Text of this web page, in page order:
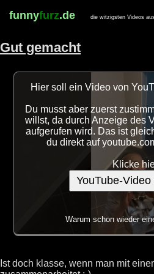
funnyfurz.de die witzigsten Videos
Gut gemacht
Hier soll ein Video von
Du musst aber zuerst
willst, da durch Anzeige des
aufgerufen wird. Das ist
du direkt auf
Klicke
YouTube-
Warum schon wieder
Ist doch klasse, wenn man mit